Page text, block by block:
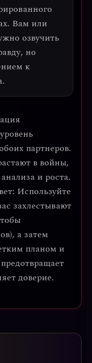
Вам или
озвучить
но
к
партнеров.
в войны,
и роста.
: Используйте
захлестывают
а затем
планом и
доверие.